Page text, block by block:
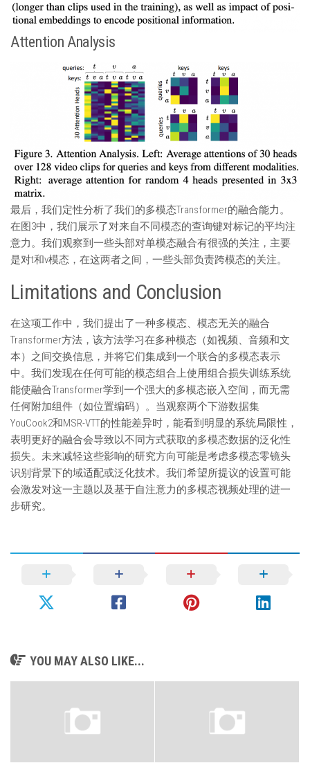
Attention Analysis
最后，我们定性分析了我们的多模态Transformer的融合能力。
在图3中，我们展示了对来自不同模态的查询键对标记的平均注
意力。我们观察到一些头部对单模态融合有很强的关注，主要
是对t和v模态，在这两者之间，一些头部负责跨模态的关注。
Limitations and Conclusion
在这项工作中，我们提出了一种多模态、模态无关的融合
Transformer方法，该方法学习在多种模态（如视频、音频和文
本）之间交换信息，并将它们集成到一个联合的多模态表示
中。我们发现在任何可能的模态组合上使用组合损失训练系统
能使融合Transformer学到一个强大的多模态嵌入空间，而无需
任何附加组件（如位置编码）。当观察两个下游数据集
YouCook2和MSR-VTT的性能差异时，能看到明显的系统局限性，
表明更好的融合会导致以不同方式获取的多模态数据的泛化性
损失。未来减轻这些影响的研究方向可能是考虑多模态零镜头
识别背景下的域适配或泛化技术。我们希望所提议的设置可能
会激发对这一主题以及基于自注意力的多模态视频处理的进一
步研究。
YOU MAY ALSO LIKE...